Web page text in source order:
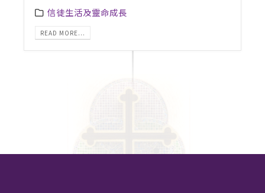
信徒生活及靈命成長
READ MORE...